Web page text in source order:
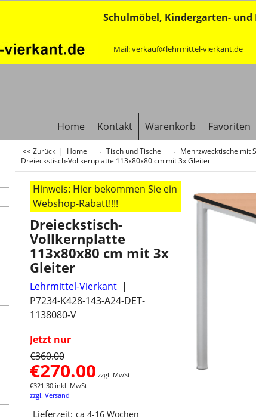
Schulmöbel, Kindergarten-
Mail: verkauf@lehrmittel-vierkant.de
Home Kontakt Warenkorb Favoriten
<< Zurück | Home Tisch und Tische Mehrzwecktische mit
Dreieckstisch-Vollkernplatte 113x80x80 cm mit 3x Gleiter
Hinweis: Hier bekommen Sie ein
Webshop-Rabatt!!!!
Dreieckstisch-
Vollkernplatte
113x80x80 cm mit 3x
Gleiter
Lehrmittel-Vierkant
P7234-K428-143-A24-DET-
1138080-V
Jetzt nur
€360.00
€270.00 zzgl. MwSt
€321.30 inkl. MwSt
zzgl. Versand
Lieferzeit: ca 4-16 Wochen